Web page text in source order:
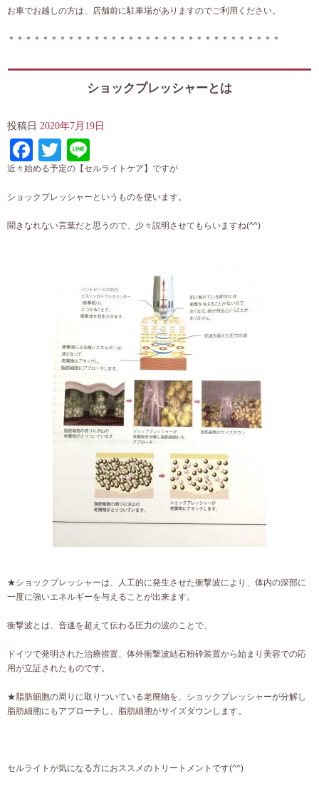
お車でお越しの方は、店舗前に駐車場がありますのでご利用ください。
＊＊＊＊＊＊＊＊＊＊＊＊＊＊＊＊＊＊＊＊＊＊＊＊＊＊＊＊＊＊＊＊
ショックプレッシャーとは
投稿日 2020年7月19日
Facebook
Twitter
近々始める予定の【セルライトケア】ですが
ショックプレッシャーというものを使います。
聞きなれない言葉だと思うので、少々説明させてもらいますね(^^)
★ショックプレッシャーは、人工的に発生させた衝撃波により、体内の深部に
一度に強いエネルギーを与えることが出来ます。
衝撃波とは、音速を超えて伝わる圧力の波のことで、
ドイツで発明された治療措置、体外衝撃波結石粉砕装置から始まり美容での応
用が立証されたものです。
★脂肪細胞の周りに取りついている老廃物を、ショックプレッシャーが分解し
脂肪細胞にもアプローチし、脂肪細胞がサイズダウンします。
セルライトが気になる方におススメのトリートメントです(^^)